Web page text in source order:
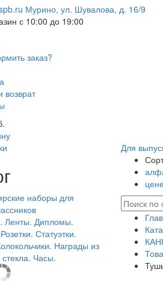
Мурино, ул. Шувалова, д. 16/9
с 10:00 до 19:00
заказ?
Для
наборы для
Ленты. Дипломы.
Статуэтки.
Награды из
Часы.